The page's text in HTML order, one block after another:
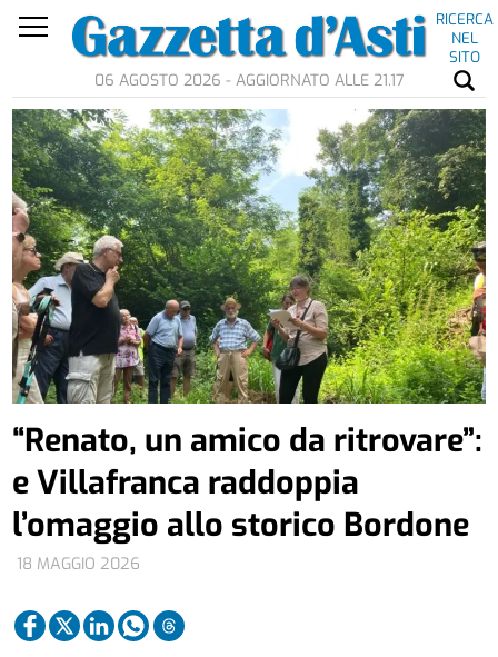
RICERCA
NEL
SITO
06 AGOSTO 2026 - AGGIORNATO ALLE 21.17
18 MAGGIO 2026
“Renato, un amico da ritrovare”:
e Villafranca raddoppia
l’omaggio allo storico Bordone